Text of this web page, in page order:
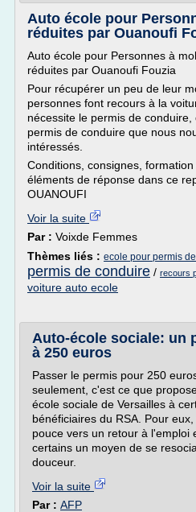
Auto école pour
réduites par Ouanoufi
Auto école pour Personnes à
réduites par Ouanoufi Fouzia
Pour récupérer un peu de leur
personnes font recours à la
nécessite le permis de conduire,
permis de conduire que nous
intéressés.
Conditions, consignes, formation
éléments de réponse dans ce
OUANOUFI
Voir la suite
Par : Voixde Femmes
Thèmes liés : ecole pour permis
permis de conduire / recours
voiture auto ecole
Auto-école sociale: un
à 250 euros
Passer le permis pour 250
seulement, c'est ce que
école sociale de Versailles à
bénéficiaires du RSA. Pour
pouce vers un retour à l'emploi
certains un moyen de se
douceur.
Voir la suite
Par : AFP